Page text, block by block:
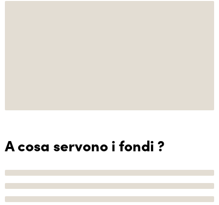
A cosa servono i fondi ?